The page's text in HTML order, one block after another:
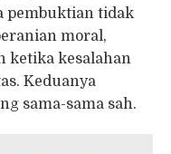
pembuktian tidak
moral,
ketika kesalahan
Keduanya
sama-sama sah.